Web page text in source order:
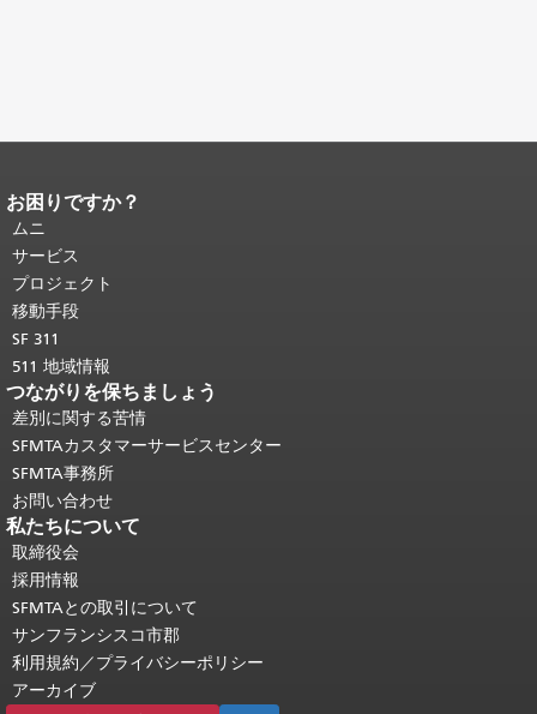
ページコンテンツの終わり。
ジの残りの部分はすべてのページで繰
り返されます。
頭に戻る。
お困りですか？
ムニ
サービス
プロジェクト
移動手段
SF 311
511 地域情報
つながりを保ちましょう
差別に関する苦情
SFMTAカスタマーサービスセンター
SFMTA事務所
お問い合わせ
私たちについて
取締役会
採用情報
SFMTAとの取引について
サンフランシスコ市郡
利用規約／プライバシーポリシー
アーカイブ